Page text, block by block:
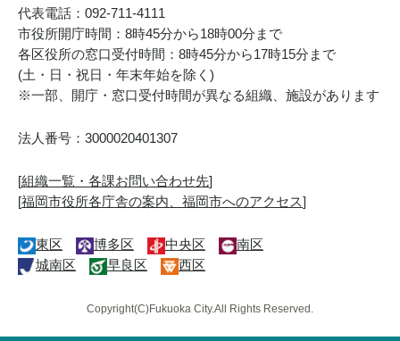
代表電話：092-711-4111
市役所開庁時間：8時45分から18時00分まで
各区役所の窓口受付時間：8時45分から17時15分まで
(土・日・祝日・年末年始を除く)
※一部、開庁・窓口受付時間が異なる組織、施設があります
法人番号：3000020401307
[組織一覧・各課お問い合わせ先]
[福岡市役所各庁舎の案内、福岡市へのアクセス]
東区 博多区 中央区
南区
城南区
早良区 西区
Copyright(C)Fukuoka City.All Rights Reserved.